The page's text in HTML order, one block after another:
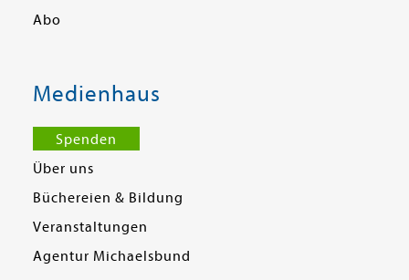
Abo
Medienhaus
Spenden
Über uns
Büchereien & Bildung
Veranstaltungen
Agentur Michaelsbund